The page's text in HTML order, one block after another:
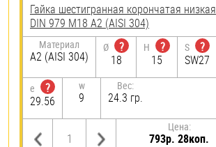
Гайка шестигранная корончатая низкая
DIN 979 М18 А2 (AISI 304)
Материал
А2 (AISI 304)
Ø
?
18
H
?
15
S
?
SW27
e
?
29.56
w
9
Вес:
24.3 гр.
Цена:
793р. 28коп.